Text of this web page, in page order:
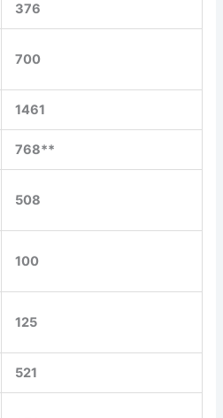
376
700
1461
768**
508
100
125
521